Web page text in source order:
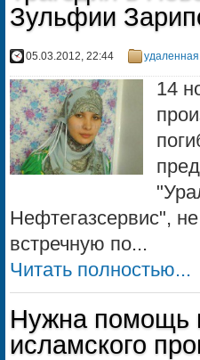
Зульфии
05.03.2012, 22:44 удаленная
14
Нефтегазсервис",
встречную по...
Читать полностью...
Нужна помощь
исламского